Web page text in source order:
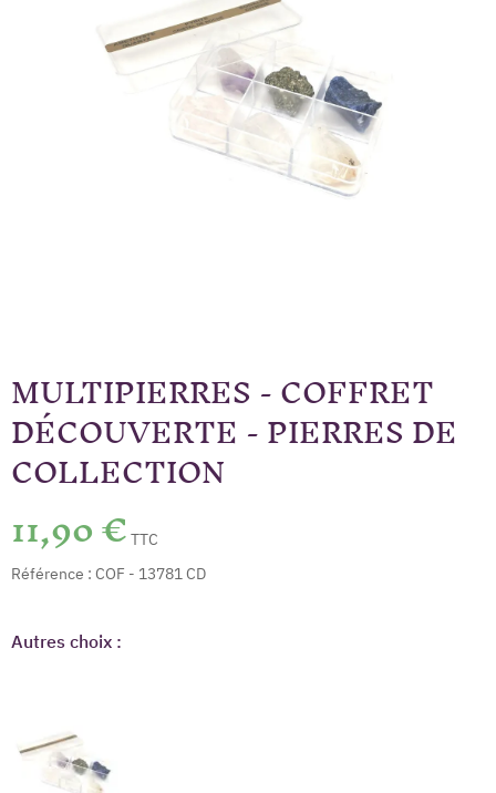
MULTIPIERRES - COFFRET
DÉCOUVERTE - PIERRES DE
COLLECTION
11,90 € TTC
Référence : COF - 13781 CD
Autres choix :